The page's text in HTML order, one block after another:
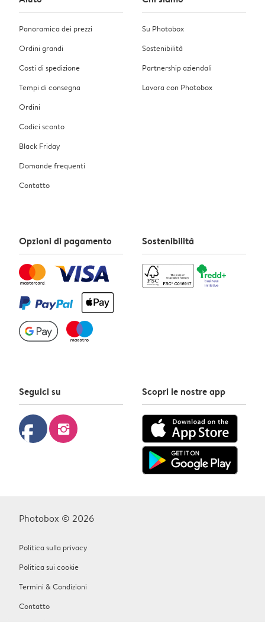
Panoramica dei prezzi
Ordini grandi
Costi di spedizione
Tempi di consegna
Ordini
Codici sconto
Black Friday
Domande frequenti
Contatto
Su Photobox
Sostenibilità
Partnership aziendali
Lavora con Photobox
Opzioni di pagamento Sostenibilità
Seguici su
facebook instagram
Scopri le nostre app
Photobox © 2026
Politica sulla privacy
Politica sui cookie
Termini & Condizioni
Contatto